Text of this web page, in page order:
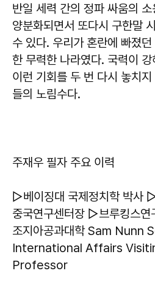
반일 세력 간의 정파 싸움의
양분화되면서 또다시 구한말
수 있다. 우리가 혼란에 빠졌
한 무력한 나라였다. 국력이
이런 기회를 두 번 다시 놓치
들의 노림수다.
주재우 필자 주요 이력
▷베이징대 국제정치학 박사
중국연구센터장 ▷브루킹스
조지아공과대학 Sam Nunn
International Affairs
Professor